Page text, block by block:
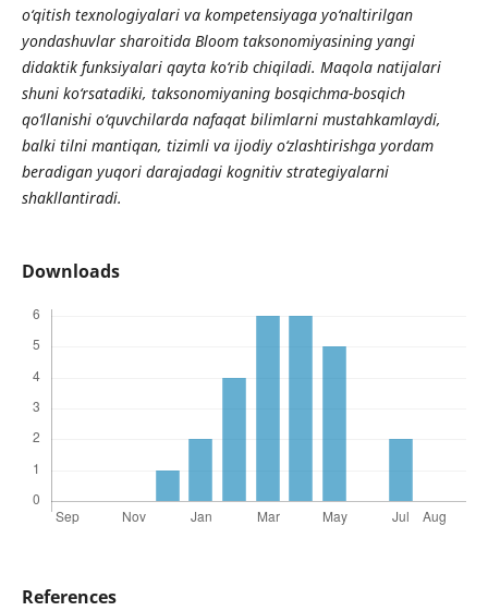
o‘qitish texnologiyalari va kompetensiyaga yo‘naltirilgan
yondashuvlar sharoitida Bloom taksonomiyasining yangi
didaktik funksiyalari qayta ko‘rib chiqiladi. Maqola natijalari
shuni ko‘rsatadiki, taksonomiyaning bosqichma-bosqich
qo‘llanishi o‘quvchilarda nafaqat bilimlarni mustahkamlaydi,
balki tilni mantiqan, tizimli va ijodiy o‘zlashtirishga yordam
beradigan yuqori darajadagi kognitiv strategiyalarni
shakllantiradi.
Downloads
References